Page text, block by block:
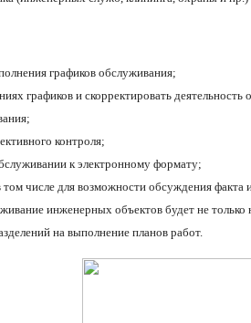
графиков обслуживания;
графиков и скорректировать
контроля;
к электронному формату;
числе для возможности обсуждения факта
инженерных объектов будет не
на выполнение планов работ.